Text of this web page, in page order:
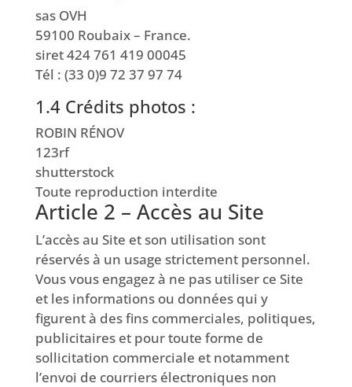
sas OVH
59100 Roubaix – France.
siret 424 761 419 00045
Tél : (33 0)9 72 37 97 74
1.4 Crédits photos :
ROBIN RÉNOV
123rf
shutterstock
Toute reproduction interdite
Article 2 – Accès au Site
L’accès au Site et son utilisation sont
réservés à un usage strictement personnel.
Vous vous engagez à ne pas utiliser ce Site
et les informations ou données qui y
figurent à des fins commerciales, politiques,
publicitaires et pour toute forme de
sollicitation commerciale et notamment
l’envoi de courriers électroniques non